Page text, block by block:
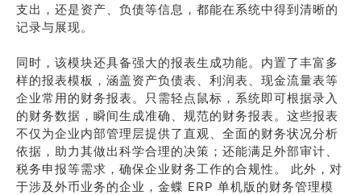
支出，还是资产、负债等信息，都能在系统中得到清晰的
记录与展现。
同时，该模块还具备强大的报表生成功能。内置了丰富多
样的报表模板，涵盖资产负债表、利润表、现金流量表等
企业常用的财务报表。只需轻点鼠标，系统即可根据录入
的财务数据，瞬间生成准确、规范的财务报表。这些报表
不仅为企业内部管理层提供了直观、全面的财务状况分析
依据，助力其做出科学合理的决策；还能满足外部审计、
税务申报等需求，确保企业财务工作的合规性。 此外，对
于涉及外币业务的企业，金蝶 ERP 单机版的财务管理模